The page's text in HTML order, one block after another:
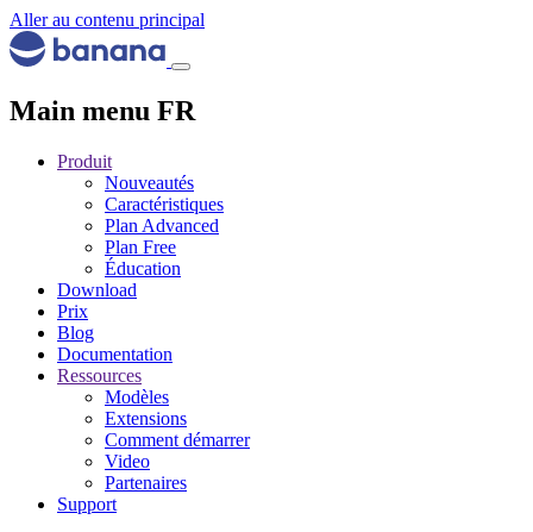
Aller au contenu principal
Main menu FR
Produit
Nouveautés
Caractéristiques
Plan Advanced
Plan Free
Éducation
Download
Prix
Blog
Documentation
Ressources
Modèles
Extensions
Comment démarrer
Video
Partenaires
Support